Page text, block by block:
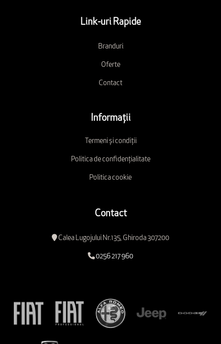
Link-uri Rapide
Branduri
Oferte
Contact
Informații
Termeni și condiții
Politica de confidențialitate
Politica cookie
Contact
Calea Lugojului Nr.135, Ghiroda 307200
0256 217 960